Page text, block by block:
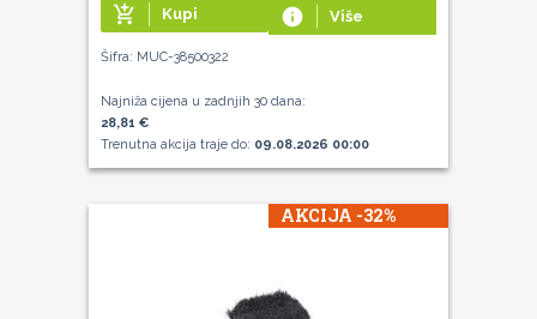
add_shopping_cart Kupi info Više
Šifra: MUC-38500322
Najniža cijena u zadnjih 30 dana:
28,81 €
Trenutna akcija traje do: 09.08.2026 00:00
AKCIJA -32%